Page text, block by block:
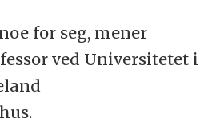
for seg, mener
ved Universitetet i